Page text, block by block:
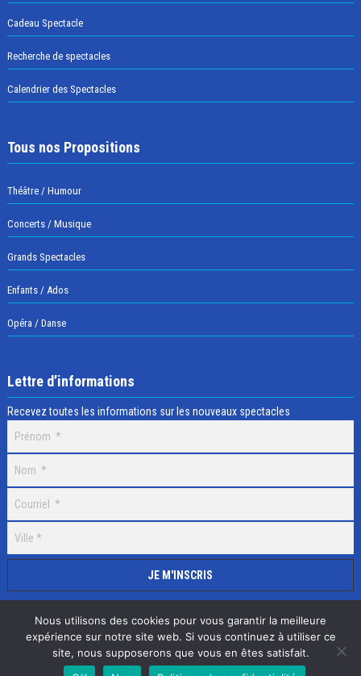
Cadeau Spectacle
Recherche de spectacles
Calendrier des Spectacles
Tous nos Propositions
Théâtre / Humour
Concerts / Musique
Grands Spectacles
Enfants / Ados
Opéra / Danse
Lettre d’informations
Recevez toutes les informations sur les nouveaux spectacles
Selectick © 2020 Tous droits réservés, RéalisationAdamaco
Nous utilisons des cookies pour vous garantir la meilleure
expérience sur notre site web. Si vous continuez à utiliser ce
site, nous supposerons que vous en êtes satisfait.